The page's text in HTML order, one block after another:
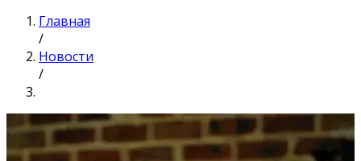
Главная
/
Новости
/